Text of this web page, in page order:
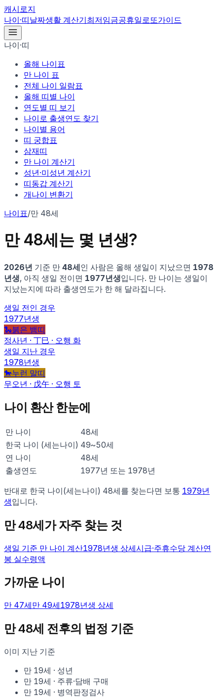
캐시로지
나이·띠날짜생활 계산기최저임금공휴일로또가이드
나이·띠
올해 나이표
만 나이 표
전체 나이 일람표
올해 띠별 나이
연도별 띠 보기
나이로 출생연도 찾기
나이별 용어
띠 궁합표
삼재띠
만 나이 계산기
성년·미성년 계산기
띠동갑 계산기
개나이 변환기
나이표/만 48세
만 48세는 몇 년생?
2026년 기준 만 48세인 사람은 올해 생일이 지났으면 1978
년생, 아직 생일 전이면 1977년생입니다. 만 나이는 생일이
지났는지에 따라 출생연도가 한 해 달라집니다.
생일 전인 경우
1977년생
🐍붉은 뱀띠
정사년 · 丁巳 · 오행 화
생일 지난 경우
1978년생
🐎누런 말띠
무오 년 · 戊午 · 오행 토
나이 환산 한눈에
만 나이 48세
한국 나이 (세는나이) 49~50세
연 나이
48세
출생연도
1977년 또는 1978년
반대로 한국 나이(세는나이) 48세를 찾는다면 보통 1979년
생입니다.
만48세가 자주 찾는 것
생일 기준 만 나이 계산1978년생 상세시급·주휴수당 계산연
봉 실수령액
가까운 나이
만 47세만 49세1978년생 상세
만48세 전후의 법정 기준
이미 지난 기준
만 19세 · 성년
만 19세 · 주류·담배 구매
만 19세 · 병역판정검사